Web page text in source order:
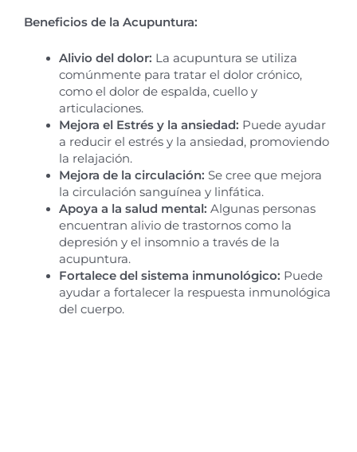
Beneficios de la Acupuntura:
Alivio del dolor: La acupuntura se utiliza
comúnmente para tratar el dolor crónico,
como el dolor de espalda, cuello y
articulaciones.
Mejora el Estrés y la ansiedad: Puede ayudar
a reducir el estrés y la ansiedad, promoviendo
la relajación.
Mejora de la circulación: Se cree que mejora
la circulación sanguínea y linfática.
Apoya a la salud mental: Algunas personas
encuentran alivio de trastornos como la
depresión y el insomnio a través de la
acupuntura.
Fortalece del sistema inmunológico: Puede
ayudar a fortalecer la respuesta inmunológica
del cuerpo.